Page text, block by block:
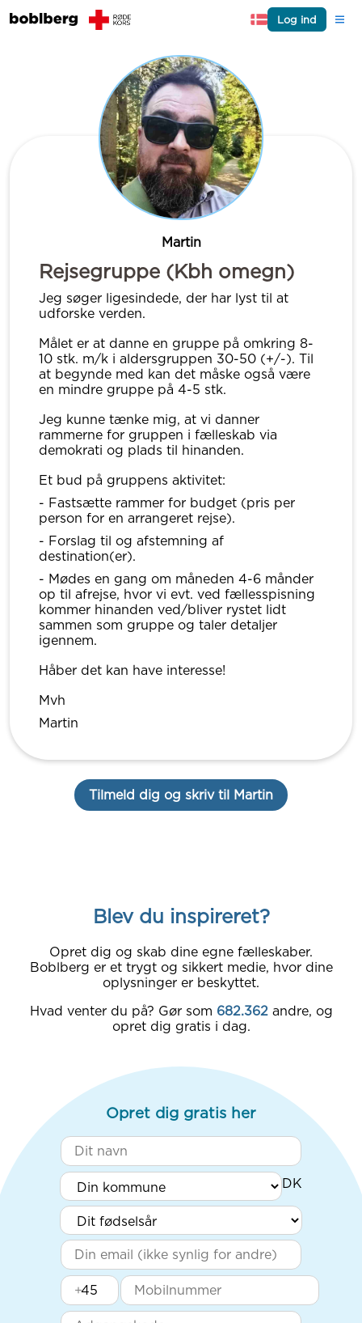
Log ind
Martin
Rejsegruppe (Kbh omegn)
Jeg søger ligesindede, der har lyst til at
udforske verden.
Målet er at danne en gruppe på omkring 8-
10 stk. m/k i aldersgruppen 30-50 (+/-). Til
at begynde med kan det måske også være
en mindre gruppe på 4-5 stk.
Jeg kunne tænke mig, at vi danner
rammerne for gruppen i fælleskab via
demokrati og plads til hinanden.
Et bud på gruppens aktivitet:
- Fastsætte rammer for budget (pris per
person for en arrangeret rejse).
- Forslag til og afstemning af
destination(er).
- Mødes en gang om måneden 4-6 månder
op til afrejse, hvor vi evt. ved fællesspisning
kommer hinanden ved/bliver rystet lidt
sammen som gruppe og taler detaljer
igennem.
Håber det kan have interesse!
Mvh
Martin
Tilmeld dig og skriv til Martin
Blev du inspireret?
Opret dig og skab dine egne fælleskaber.
Boblberg er et trygt og sikkert medie, hvor dine
oplysninger er beskyttet.
Hvad venter du på? Gør som 682.362 andre, og
opret dig gratis i dag.
Opret dig gratis her
+